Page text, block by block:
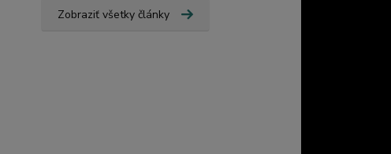
Zobraziť všetky články